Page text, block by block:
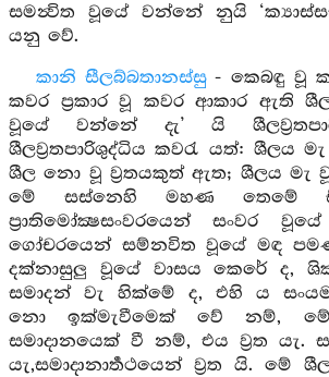
සමන්‍විත වූයේ වන්නේ නුයි
යනු වේ.
කානි සීලබ්බතානස්සු- කෙබඳු වූ
කවර ප්‍රකාර වූ කවර ආකාර ඇති
වූයේ වන්නේ දැ’ යි
ශීලව්‍රතපාරිශුද්ධිය කවරැ යත්: ශීලය
ශීල නො වූ ව්‍රතයකුත් ඇත; ශීලය මැ වූ
මේ සස්නෙහි මහණ තෙමේ
ප්‍රාතිමෝක්‍ෂසංවරයෙන් සංවර
ගෝචරයෙන් සම්නවිත වූයේ මඳ
දක්නාසුලු වූයේ වාසය කෙරේ ද,
සමාදන් වැ හික්මේ ද, එහි ය
නො ඉක්මැවීමෙක් වේ නම්,
සමාදානයෙක් වී නම්, එය ව්‍රත යැ.
යැ,සමාදානාර්‍තථයෙන් ව්‍රත යි. මේ